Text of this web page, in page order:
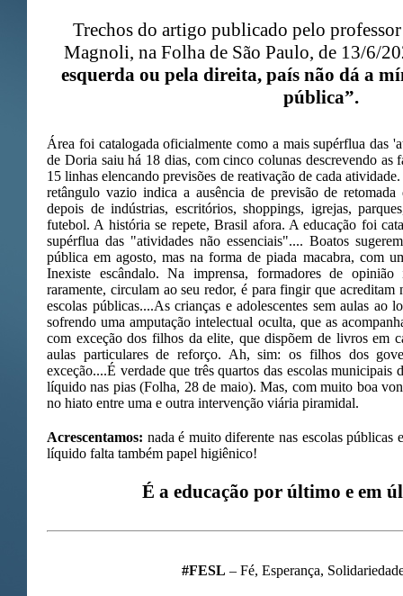
Trechos do artigo publicado pelo
Magnoli, na Folha de São Paulo, de 13/6/
esquerda ou pela direita, país não dá a
pública”.
Área foi catalogada oficialmente como a mais supérflua das
de Doria saiu há 18 dias, com cinco colunas descrevendo as
15 linhas elencando previsões de reativação de cada
retângulo vazio indica a ausência de previsão de retomada
depois de indústrias, escritórios, shoppings, igrejas,
futebol. A história se repete, Brasil afora. A educação foi
supérflua das "atividades não essenciais".... Boatos
pública em agosto, mas na forma de piada macabra, com
Inexiste escândalo. Na imprensa, formadores de
raramente, circulam ao seu redor, é para fingir que acreditam
escolas públicas....As crianças e adolescentes sem aulas ao
sofrendo uma amputação intelectual oculta, que as
com exceção dos filhos da elite, que dispõem de livros em
aulas particulares de reforço. Ah, sim: os filhos dos
exceção....É verdade que três quartos das escolas municipais
líquido nas pias (Folha, 28 de maio). Mas, com muito boa
no hiato entre uma e outra intervenção viária piramidal.
Acrescentamos: nada é muito diferente nas escolas públicas
líquido falta também papel higiênico!
É a educação por último e em
#FESL – Fé, Esperança,